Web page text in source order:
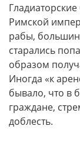
Римской
рабы,
старались
образом
Иногда «к
бывало, что в
граждане,
доблесть.